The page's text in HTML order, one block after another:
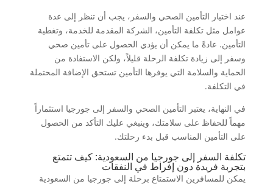
عند اختيار التأمين الصحي والسفر، يجب أن تنظر إلى عدة
عوامل مثل تكلفة التأمين، الشركة المقدمة للخدمة، وتغطية
التأمين. عادةً ما يمكن أن يؤدي الحصول على تأمين صحي
وسفر إلى زيادة تكلفة الرحلة قليلاً، ولكن الاستفادة من
الحماية والسلامة التي يوفرها التأمين تستحق الإضافة المحتملة
في التكلفة.
في النهاية، يعتبر التأمين الصحي والسفر إلى جورجيا استثماراً
مهماً للحفاظ على سلامتك، وينبغي عليك التأكد من الحصول
على التأمين المناسب قبل بدء رحلتك.
تكلفة السفر إلى جورجيا من السعودية: كيف تتمتع
بتجربة فريدة دون إفراط في النفقات
يمكن للمسافرين الاستمتاع برحلة إلى جورجيا من السعودية